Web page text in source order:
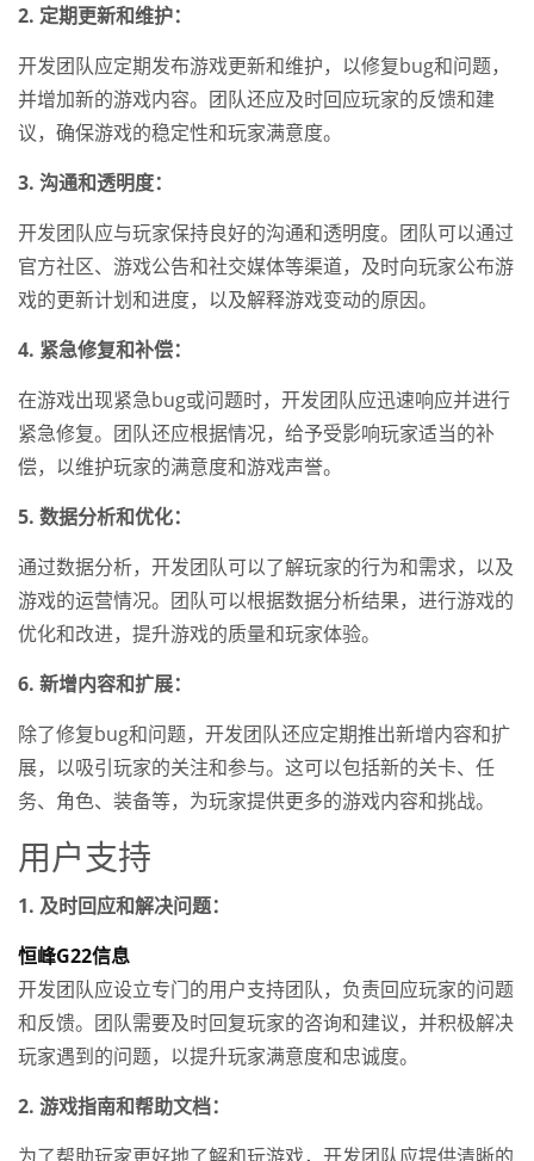
2. 定期更新和维护：
开发团队应定期发布游戏更新和维护，以修复bug和问题，
并增加新的游戏内容。团队还应及时回应玩家的反馈和建
议，确保游戏的稳定性和玩家满意度。
3. 沟通和透明度：
开发团队应与玩家保持良好的沟通和透明度。团队可以通过
官方社区、游戏公告和社交媒体等渠道，及时向玩家公布游
戏的更新计划和进度，以及解释游戏变动的原因。
4. 紧急修复和补偿：
在游戏出现紧急bug或问题时，开发团队应迅速响应并进行
紧急修复。团队还应根据情况，给予受影响玩家适当的补
偿，以维护玩家的满意度和游戏声誉。
5. 数据分析和优化：
通过数据分析，开发团队可以了解玩家的行为和需求，以及
游戏的运营情况。团队可以根据数据分析结果，进行游戏的
优化和改进，提升游戏的质量和玩家体验。
6. 新增内容和扩展：
除了修复bug和问题，开发团队还应定期推出新增内容和扩
展，以吸引玩家的关注和参与。这可以包括新的关卡、任
务、角色、装备等，为玩家提供更多的游戏内容和挑战。
用户支持
1. 及时回应和解决问题：
恒峰G22信息
开发团队应设立专门的用户支持团队，负责回应玩家的问题
和反馈。团队需要及时回复玩家的咨询和建议，并积极解决
玩家遇到的问题，以提升玩家满意度和忠诚度。
2. 游戏指南和帮助文档：